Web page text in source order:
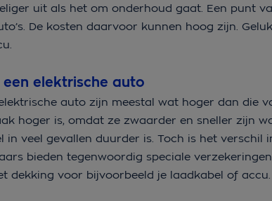
uit als het om onderhoud gaat. Een punt
De kosten daarvoor kunnen hoog zijn.
elektrische auto
auto zijn meestal wat hoger dan die
hoger is, omdat ze zwaarder en sneller zijn
veel gevallen duurder is. Toch is het verschil
bieden tegenwoordig speciale
dekking voor bijvoorbeeld je laadkabel of